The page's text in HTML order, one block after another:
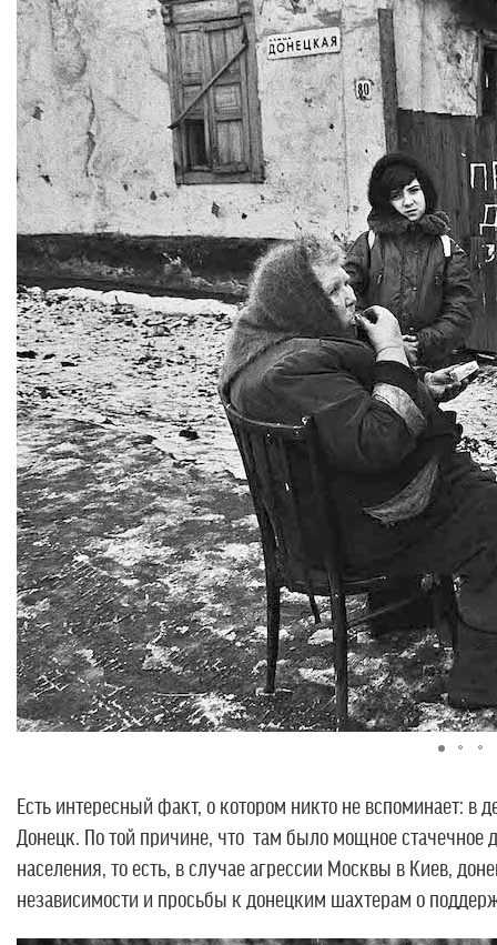
Есть интересный факт, о котором никто не вспоминает: в
Донецк. По той причине, что там было мощное
населения, то есть, в случае агрессии Москвы в Киев,
независимости и просьбы к донецким шахтерам о